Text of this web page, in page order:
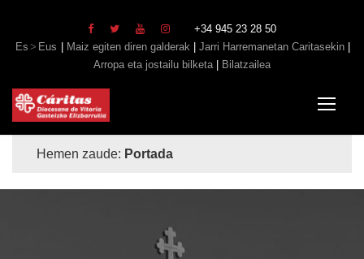
+34 945 23 28 50
Es
Eus Maiz egiten diren galderak Jarri Harremanetan Caritasekin
Arropa eta jostailu bilketa| Bilatzailea
Hemen zaude: Portada